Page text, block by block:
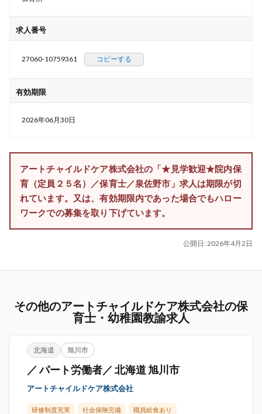
求人番号
27060-10759361 コピーする
有効期限
2026年06月30日
アートチャイルドケア株式会社の「★見学歓迎★院内保
育（定員２５名）／保育士／泉佐野市」求人は期限が切
れています。又は、有効期限内であった場合でもハロー
ワークでの募集を取り下げています。
公開日: 2026年4月2日
その他のアートチャイルドケア株式会社の保
育士・幼稚園教諭求人
北海道 旭川市
／ パート労働者／ 北海道 旭川市
アートチャイルドケア株式会社
研修制度充実 社会保険完備 職員給食あり